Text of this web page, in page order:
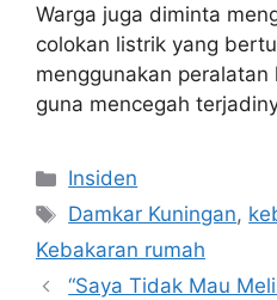
Warga juga diminta
colokan listrik yang
menggunakan
guna mencegah
Kategori
Insiden
Tag
Damkar Kuningan,
Kebakaran rumah
“Saya Tidak Mau